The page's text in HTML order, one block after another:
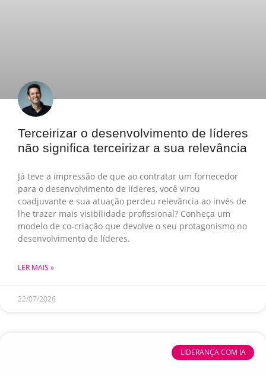
Terceirizar o desenvolvimento de líderes
não significa terceirizar a sua relevância
Já teve a impressão de que ao contratar um fornecedor
para o desenvolvimento de líderes, você virou
coadjuvante e sua atuação perdeu relevância ao invés de
lhe trazer mais visibilidade profissional? Conheça um
modelo de co-criação que devolve o seu protagonismo no
desenvolvimento de líderes.
LER MAIS »
22/07/2026
LIDERANÇA COM IA